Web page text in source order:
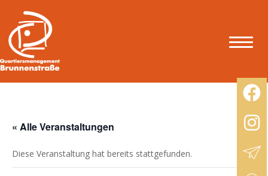
« Alle Veranstaltungen
Diese Veranstaltung hat bereits stattgefunden.